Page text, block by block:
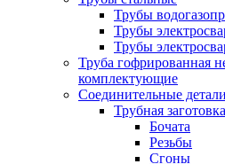
Трубы
Трубы
Трубы
Труба гофрированная
комплектующие
Соединительные
Трубная заготовка
Бочата
Резьбы
Сгоны